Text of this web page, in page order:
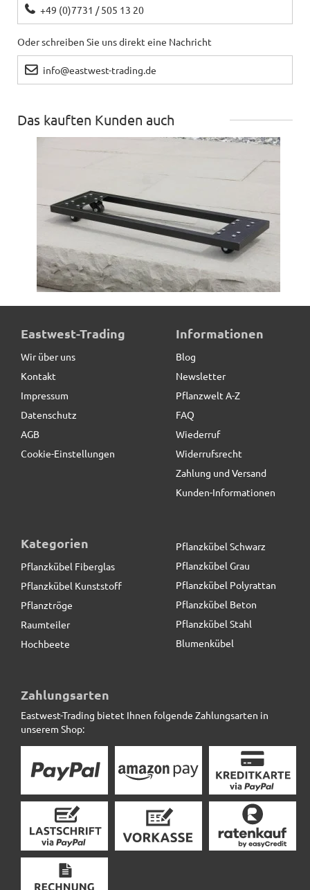
+49 (0)7731 / 505 13 20
Oder schreiben Sie uns direkt eine Nachricht
info@eastwest-trading.de
Das kauften Kunden auch
ultrastarke Pflanzenroller für Pflanztröge, schwarz
55,00 € *
79,00 € *
Eastwest-Trading
Wir über uns
Kontakt
Impressum
Datenschutz
AGB
Cookie-Einstellungen
Informationen
Blog
Newsletter
Pflanzwelt A-Z
FAQ
Wiederruf
Widerrufsrecht
Zahlung und Versand
Kunden-Informationen
Kategorien
Pflanzkübel Fiberglas
Pflanzkübel Kunststoff
Pflanztröge
Raumteiler
Hochbeete
Pflanzkübel Schwarz
Pflanzkübel Grau
Pflanzkübel Polyrattan
Pflanzkübel Beton
Pflanzkübel Stahl
Blumenkübel
Zahlungsarten
Eastwest-Trading bietet Ihnen folgende Zahlungsarten in
unserem Shop: